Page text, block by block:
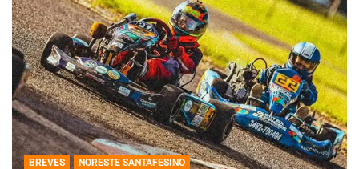
BREVES NORESTE SANTAFESINO